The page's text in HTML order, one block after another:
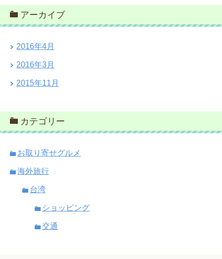
アーカイブ
2016年4月
2016年3月
2015年11月
カテゴリー
お取り寄せグルメ
海外旅行
台湾
ショッピング
交通